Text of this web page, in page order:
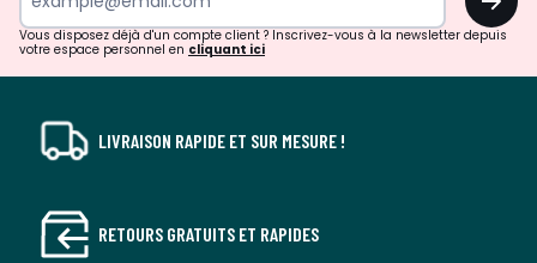
Vous disposez déjà d'un compte client ? Inscrivez-vous à la newsletter depuis
votre espace personnel en cliquant ici
LIVRAISON RAPIDE ET SUR MESURE !
RETOURS GRATUITS ET RAPIDES